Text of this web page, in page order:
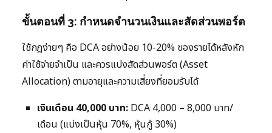
ขั้นตอนที่ 3: กำหนดจำนวนเงินและสัดส่วนพอร์ต
ใช้กฎง่ายๆ คือ DCA อย่างน้อย 10-20% ของรายได้หลังหัก
ค่าใช้จ่ายจำเป็น และควรแบ่งสัดส่วนพอร์ต (Asset
Allocation) ตามอายุและความเสี่ยงที่ยอมรับได้
เงินเดือน 40,000 บาท: DCA 4,000 – 8,000 บาท/
เดือน (แบ่งเป็นหุ้น 70%, หุ้นกู้ 30%)